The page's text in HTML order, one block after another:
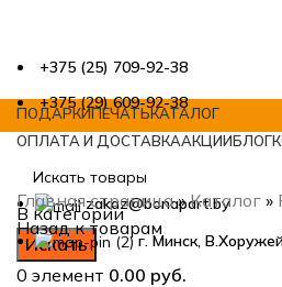
+375 (25) 709-92-38
+375 (29) 609-92-38
zakaz@bonapart.by
г. Минск,
ПОДАРКИПЕЧАТЬКАТАЛОГ
ОПЛАТА И ДОСТАВКААКЦИИБЛОГ
В категории
Искать
0 элемент 0.00 руб.
Главная страница»Каталог »
Назад к товарам